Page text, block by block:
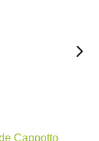
Cappotto